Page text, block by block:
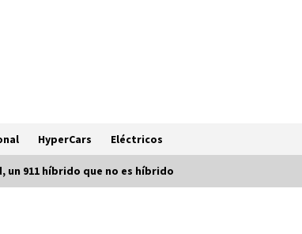
HyperCars Eléctricos
un 911 híbrido que no es híbrido